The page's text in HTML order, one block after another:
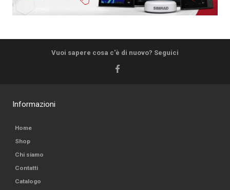
Vuoi sapere cosa c'è di nuovo? Seguici
Informazioni
Home
Shop
Chi siamo
Contatti
Catalogo